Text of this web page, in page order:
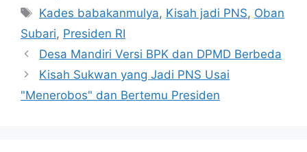
Tag
Kades babakanmulya, Kisah jadi PNS, Oban
Subari, Presiden RI
Desa Mandiri Versi BPK dan DPMD Berbeda
Kisah Sukwan yang Jadi PNS Usai
"Menerobos" dan Bertemu Presiden